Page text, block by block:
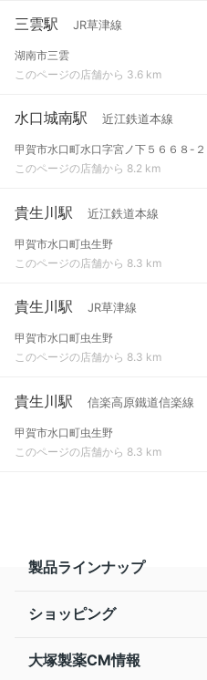
三雲駅 JR草津線
湖南市三雲
このページの店舗から 3.6 km
水口城南駅 近江鉄道本線
甲賀市水口町水口字宮ノ下５６６８-２
このページの店舗から 8.2 km
貴生川駅 近江鉄道本線
甲賀市水口町虫生野
このページの店舗から 8.3 km
貴生川駅 JR草津線
甲賀市水口町虫生野
このページの店舗から 8.3 km
貴生川駅 信楽高原鐵道信楽線
甲賀市水口町虫生野
このページの店舗から 8.3 km
製品ラインナップ
ショッピング
大塚製薬CM情報